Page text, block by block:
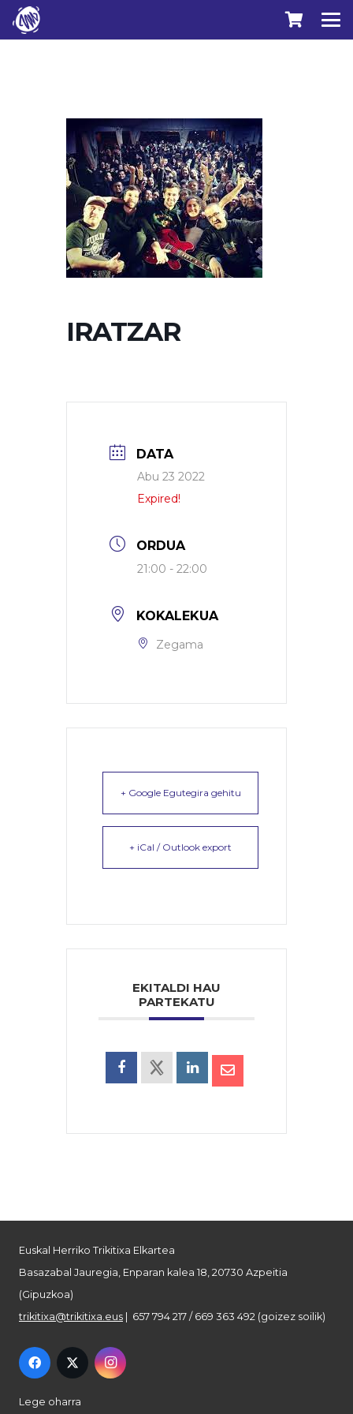
IRATZAR
DATA
Abu 23 2022
Expired!
ORDUA
21:00 - 22:00
KOKALEKUA
Zegama
+ Google Egutegira gehitu
+ iCal / Outlook export
EKITALDI HAU
PARTEKATU
Euskal Herriko Trikitixa Elkartea
Basazabal Jauregia, Enparan kalea 18, 20730 Azpeitia
(Gipuzkoa)
trikitixa@trikitixa.eus | 657 794 217 / 669 363 492 (goizez soilik)
Lege oharra